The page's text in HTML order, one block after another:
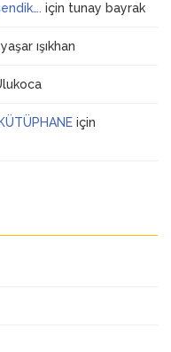
için tunay bayrak
ışıkhan
için